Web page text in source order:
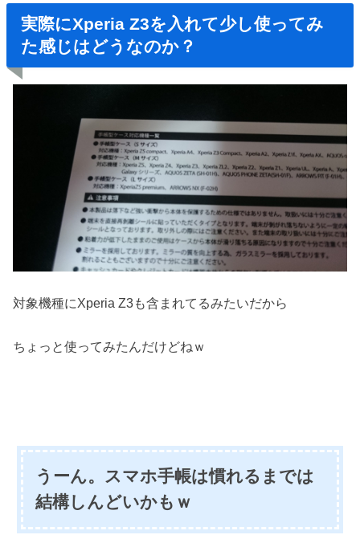
実際にXperia Z3を入れて少し使ってみ
た感じはどうなのか？
対象機種にXperia Z3も含まれてるみたいだから
ちょっと使ってみたんだけどねｗ
うーん。スマホ手帳は慣れるまでは
結構しんどいかもｗ